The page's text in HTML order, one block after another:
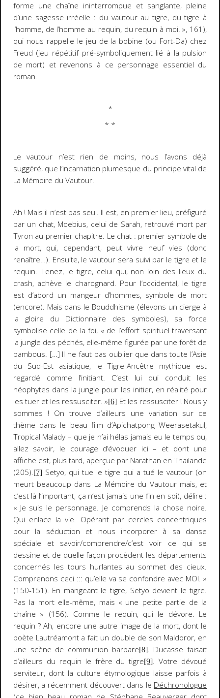
forme une chaîne ininterrompue et sanglante, pleine
d’une sagesse irréelle : du vautour au tigre, du tigre à
l’homme, de l’homme au requin, du requin à moi. », 161),
qui nous rappelle le jeu de la bobine (ou Fort-Da) chez
Freud (jeu répétitif pré-symboliquement lié à la pulsion
de mort) et revenons à ce personnage essentiel du
roman.
*
* *
Le vautour n’est rien de moins, nous l’avons déjà
suggéré, que l’incarnation plumesque du principe vital de
La Mémoire du Vautour.
Ah ! Mais il n’est pas seul. Il est, en premier lieu, préfiguré
par un chat, Moebius, celui de Sarah, retrouvé mort par
Tyron au premier chapitre. Le chat : premier symbole de
la mort, qui, cependant, peut vivre neuf vies (donc
renaître…). Ensuite, le vautour sera suivi par le tigre et le
requin. Tenez, le tigre, celui qui, non loin des lieux du
crash, achève le charognard. Pour l’occidental, le tigre
est d’abord un mangeur d’hommes, symbole de mort
(encore). Mais dans le Bouddhisme (élevons un cierge à
la gloire du Dictionnaire des symboles), sa force
symbolise celle de la foi, « de l’effort spirituel traversant
la jungle des péchés, elle-même figurée par une forêt de
bambous. […] Il ne faut pas oublier que dans toute l’Asie
du Sud-Est asiatique, le Tigre-Ancêtre mythique est
regardé comme l’initiant. C’est lui qui conduit les
néophytes dans la jungle pour les initier, en réalité pour
les tueret les ressusciter. »[6] Et les ressusciter ! Nous y
sommes ! On trouve d’ailleurs une variation sur ce
thème dans le beau film d’Apichatpong Weerasetakul,
Tropical Malady – que je n’ai hélas jamais eu le temps ou,
allez savoir, le courage d’évoquer ici – et dont une
affiche est, plus tard, aperçue par Narathan en Thaïlande
(205).[7]Setyo, qui tue le tigre qui a tué le vautour (on
meurt beaucoup dans La Mémoire du Vautourmais, et
c’est là l’important, ça n’est jamais une fin en soi), délire :
« Je suis le personnage. Je comprends la chose noire.
Qui enlace la vie. Opérant par cercles concentriques
pour la séduction et nous incorporer à sa danse
spéciale et savoir/comprendre/c’est voir ce qui se
dessine et de quelle façon procèdent les départements
concernés les tours hurlantes au sommet des cieux.
Comprenons ceci ::: qu’elle va se confondre avec MOI. »
(150-151). En mangeant le tigre, Setyo devient le tigre.
Pas la mort elle-même, mais « une petite partie de la
chaîne » (156). Comme le requin, qui le dévore. Le
requin ? Ah, encore une autre image de la mort, dont le
poète Lautréamont a fait un double de son Maldoror, en
une scène de communion barbare[8]. Ducasse faisait
d’ailleurs du requin le frère du tigre[9]. Votre dévoué
serviteur, dont la culture étymologique laisse parfois à
désirer, a récemment découvert dans le Déchronologue